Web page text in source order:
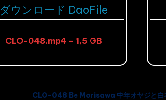
ダウンロード DaoFile
CLO-048.mp4 – 1,5 GB
CLO-048 Be Morisawa 中年オヤジと白